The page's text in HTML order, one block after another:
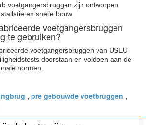
voetgangersbruggen zijn ontworpen
en snelle bouw.
voetgangersbruggen
te gebruiken?
voetgangersbruggen van USEU
doorstaan en voldoen aan de
normen.
, pre gebouwde voetbruggen ,